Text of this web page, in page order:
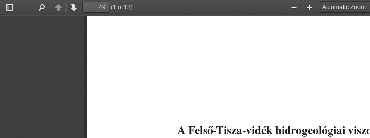
Toggle
PreviousNext
(1 of 13)
Zoom
Zoom
A Felső-Tisza-vidék hidrogeológiai